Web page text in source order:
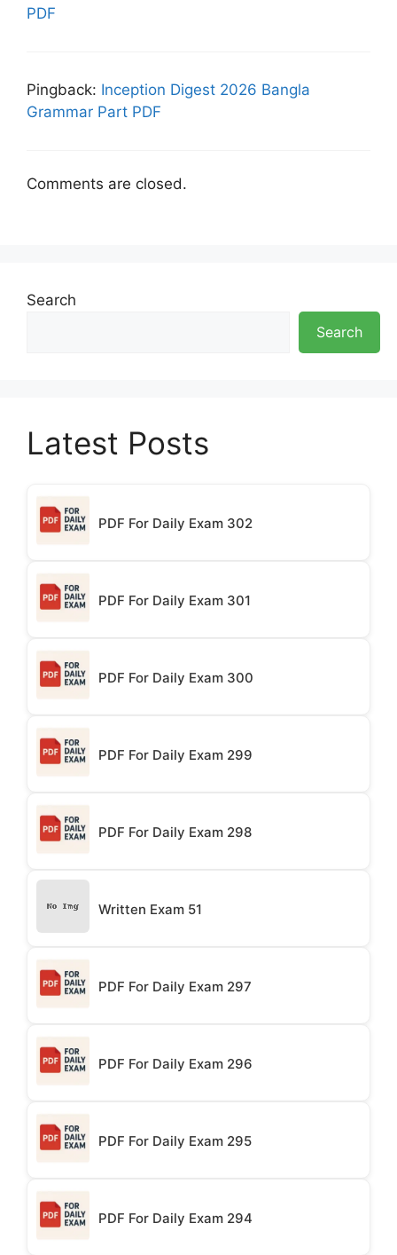
PDF
Pingback: Inception Digest 2026 Bangla
Grammar Part PDF
Comments are closed.
Search
Search
Latest Posts
PDF For Daily Exam 302
PDF For Daily Exam 301
PDF For Daily Exam 300
PDF For Daily Exam 299
PDF For Daily Exam 298
Written Exam 51
PDF For Daily Exam 297
PDF For Daily Exam 296
PDF For Daily Exam 295
PDF For Daily Exam 294